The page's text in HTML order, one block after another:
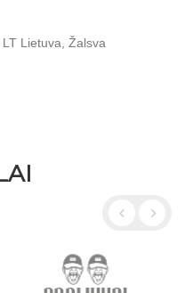
Lietuva, Žalsva